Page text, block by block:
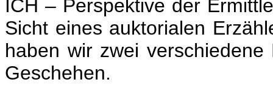
ICH – Perspektive der
Sicht eines auktorialen
haben wir zwei
Geschehen.